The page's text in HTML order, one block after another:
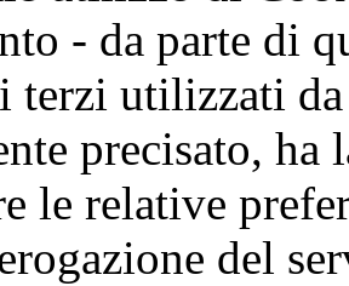
- da parte di
terzi utilizzati
precisato,
le relative
del